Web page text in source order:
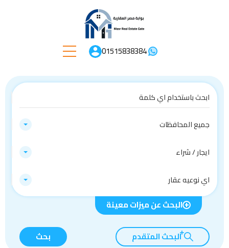
01515838384
جميع المحافظات
ايجار / شراء
اي نوعيه عقار
البحث عن ميزات معينة
البحث المتقدم بحث